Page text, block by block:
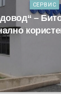
СЕРВИС
–